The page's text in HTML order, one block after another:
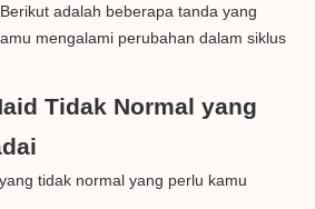
adalah beberapa tanda yang
mengalami perubahan dalam siklus
Tidak Normal yang
tidak normal yang perlu kamu